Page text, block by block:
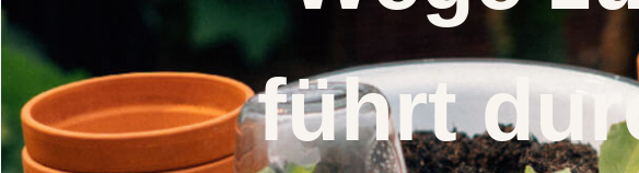
führt